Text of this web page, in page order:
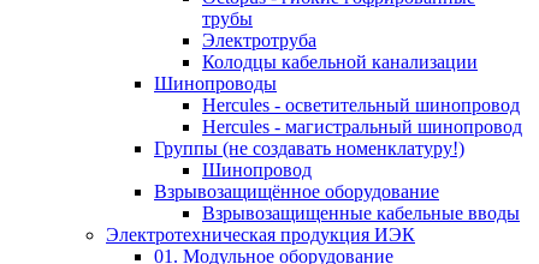
трубы
Электротруба
Колодцы кабельной канализации
Шинопроводы
Hercules - осветительный шинопровод
Hercules - магистральный шинопровод
Группы (не создавать номенклатуру!)
Шинопровод
Взрывозащищённое оборудование
Взрывозащищенные кабельные вводы
Электротехническая продукция ИЭК
01. Модульное оборудование